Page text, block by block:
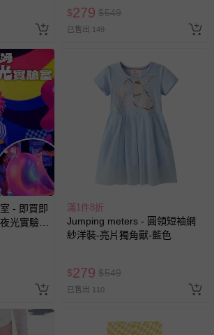
封之影音商品或電腦軟體（例如 DVD、CD
提供之數位內容或一經提供即為完成之線
費者事先同意始提供（例如線上課程、遊
等）。
類型商品：
品（例如尿布、貼身衣物、泳裝、襪子、地
）。
物（嬰幼兒包巾與背巾、包屁衣、學習
等）。
產品（奶嘴、奶瓶、擠乳器、哺乳衣、托腹
搖椅等）。
商品封口處已貼上「不可拆封」，或具警
明貼紙、封條者。
流程，可詳見：退換貨 & 退款問題
$279 $549
已售出 149
- 即買即
光實驗室
期現場憑
廢) (大
需購票))
滿1件8折
Jumping meters - 圓領短袖網
紗洋裝-亮片獨角獸-藍色
$279 $549
已售出 110